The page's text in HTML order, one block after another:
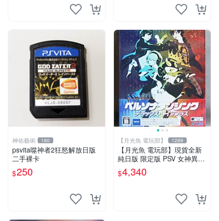
神佑藝術 180
psvita噬神者2狂怒解放日版
二手裸卡
$250
【月光魚 電玩部】 1289
【月光魚 電玩部】現貨全新
純日版 限定版 PSV 女神異聞
錄熱舞 雙重加值包 雙重plus
星夜熱舞 月夜熱舞
$4,340